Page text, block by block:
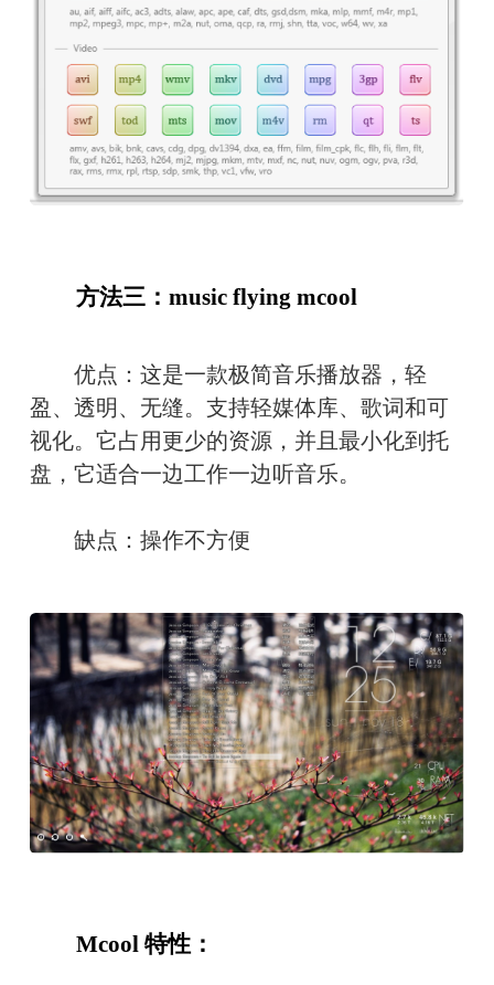
方法三：music flying mcool
优点：这是一款极简音乐播放器，轻
盈、透明、无缝。支持轻媒体库、歌词和可
视化。它占用更少的资源，并且最小化到托
盘，它适合一边工作一边听音乐。
缺点：操作不方便
Mcool 特性：